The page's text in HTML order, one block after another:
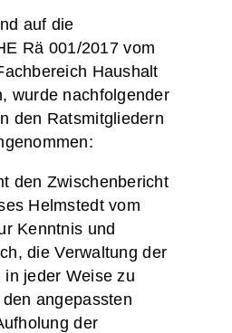
auf die
Rä 001/2017 vom
Haushalt
wurde nachfolgender
den Ratsmitgliedern
den Zwischenbericht
Helmstedt vom
Kenntnis und
die Verwaltung der
in jeder Weise zu
angepassten
der